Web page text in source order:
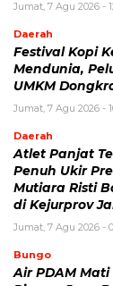
Jumat, 7 Agu 2026 -
Daerah
Festival Kopi
Mendunia,
UMKM
Jumat, 7 Agu 2026 -
Daerah
Atlet Panjat
Penuh Ukir
Mutiara Risti
di Kejurprov
Jumat, 7 Agu 2026 -
Bungo
Air PDAM Mati